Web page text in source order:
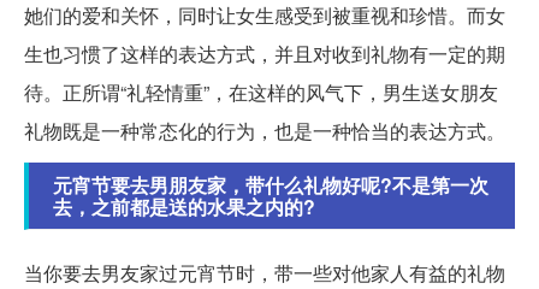
她们的爱和关怀，同时让女生感受到被重视和珍惜。而女
生也习惯了这样的表达方式，并且对收到礼物有一定的期
待。正所谓“礼轻情重”，在这样的风气下，男生送女朋友
礼物既是一种常态化的行为，也是一种恰当的表达方式。
元宵节要去男朋友家，带什么礼物好呢?不是第一次
去，之前都是送的水果之内的?
当你要去男友家过元宵节时，带一些对他家人有益的礼物